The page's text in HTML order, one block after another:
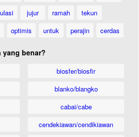
jujur ramah
tekun
optimis untuk perajin cerdas
benar?
biosfer/biosfir
blanko/blangko
cabai/cabe
cendekiawan/cendikiawan